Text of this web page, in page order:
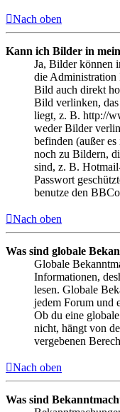
Nach oben
Kann ich Bilder in
Ja, Bilder können
die Administration
Bild auch direkt
Bild verlinken,
liegt, z. B. http://
weder Bilder
befinden (außer
noch zu Bildern,
sind, z. B.
Passwort
benutze den
Nach oben
Was sind globale
Globale
Informationen,
lesen. Globale
jedem Forum und
Ob du eine
nicht, hängt von
vergebenen
Nach oben
Was sind